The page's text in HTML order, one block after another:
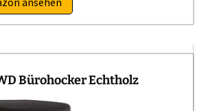
Bürohocker Echtholz